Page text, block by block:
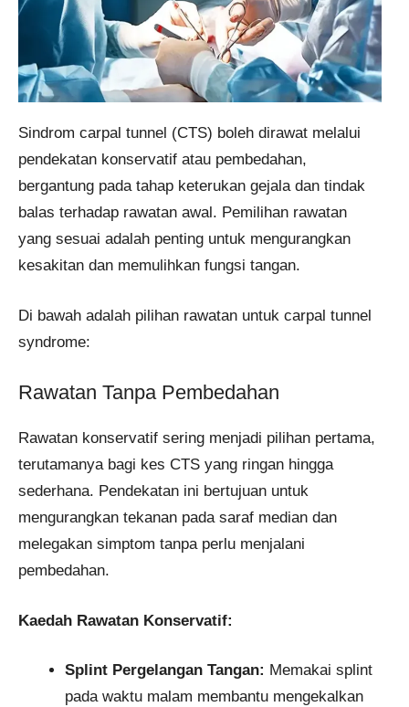
Sindrom carpal tunnel (CTS) boleh dirawat melalui
pendekatan konservatif atau pembedahan,
bergantung pada tahap keterukan gejala dan tindak
balas terhadap rawatan awal. Pemilihan rawatan
yang sesuai adalah penting untuk mengurangkan
kesakitan dan memulihkan fungsi tangan.
Di bawah adalah pilihan rawatan untuk carpal tunnel
syndrome:
Rawatan Tanpa Pembedahan
Rawatan konservatif sering menjadi pilihan pertama,
terutamanya bagi kes CTS yang ringan hingga
sederhana. Pendekatan ini bertujuan untuk
mengurangkan tekanan pada saraf median dan
melegakan simptom tanpa perlu menjalani
pembedahan.
Kaedah Rawatan Konservatif:
Splint Pergelangan Tangan: Memakai splint
pada waktu malam membantu mengekalkan